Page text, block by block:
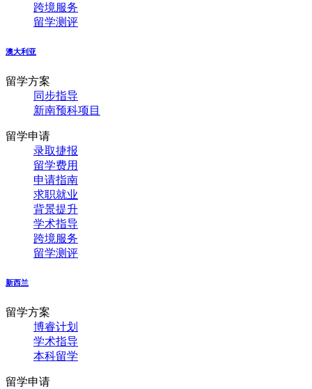
跨境服务
留学测评
澳大利亚
留学方案
同步指导
新南预科项目
留学申请
录取捷报
留学费用
申请指南
求职就业
背景提升
学术指导
跨境服务
留学测评
新西兰
留学方案
博睿计划
学术指导
本科留学
留学申请